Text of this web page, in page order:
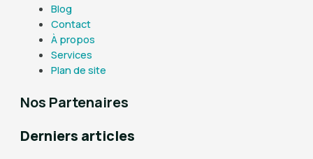
Blog
Contact
À propos
Services
Plan de site
Nos Partenaires
Derniers articles